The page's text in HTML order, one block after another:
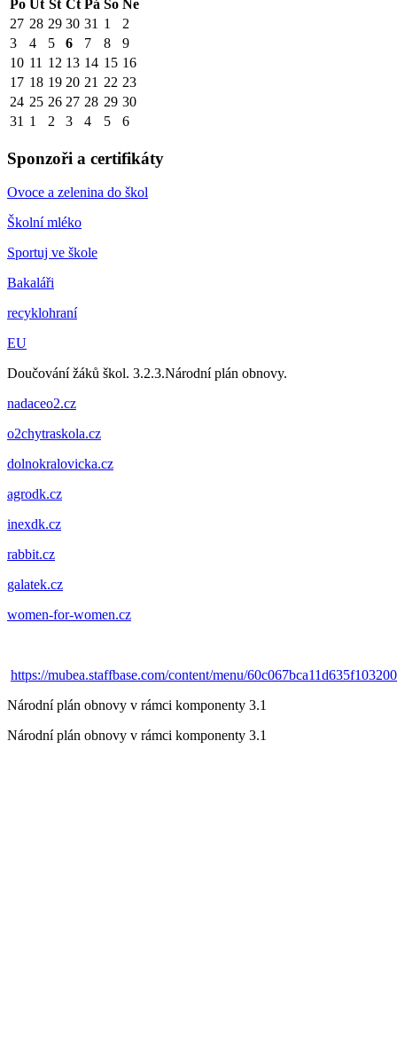
Po Út St Čt Pá So Ne
27 28 29 30 31 1
2
3
4 5 6 7 8
9
10 11 12 13 14 15 16
17 18 19 20 21 22 23
24 25 26 27 28 29 30
31 1 2 3 4 5 6
Sponzoři a certifikáty
Ovoce a zelenina do škol
Školní mléko
Sportuj ve škole
Bakaláři
recyklohraní
EU
Doučování žáků škol. 3.2.3.Národní plán obnovy.
nadaceo2.cz
o2chytraskola.cz
dolnokralovicka.cz
agrodk.cz
inexdk.cz
rabbit.cz
galatek.cz
women-for-women.cz
https://mubea.staffbase.com/content/menu/
Národní plán obnovy v rámci komponenty 3.1
Národní plán obnovy v rámci komponenty 3.1